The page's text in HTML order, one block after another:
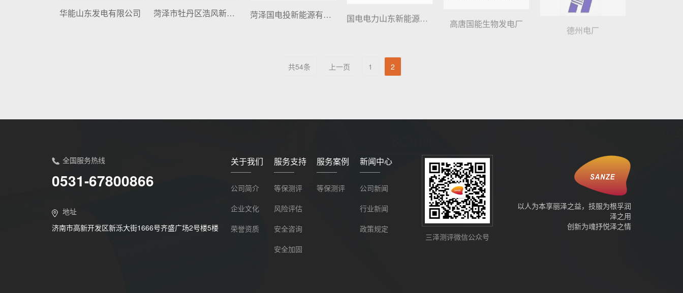
华能山东发电有限公司 菏泽市牡丹区浩风新能源有限公司 德州电厂
共54条 上一页 1 2
全国服务热线
0531-67800866
地址
济南市高新开发区新泺大街1666号齐盛广场2号楼5楼
关于我们
公司简介
企业文化
荣誉资质
服务支持
等保测评
风险评估
安全咨询
安全加固
服务案例
等保测评
新闻中心
公司新闻
行业新闻
政策规定
三泽测评微信公众号
以人为本享丽泽之益，技服为根孚润
泽之用
创新为魂抒悦泽之情